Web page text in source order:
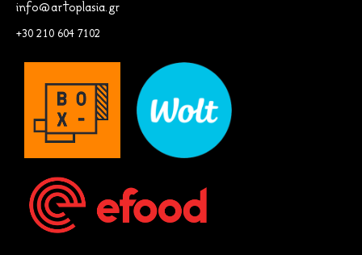
info@artoplasia.gr
+30 210 604 7102